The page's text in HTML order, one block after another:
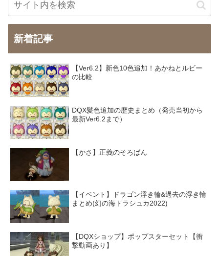
新着記事
【Ver6.2】新色10色追加！あかねとルビー
の比較
DQX髪色追加の歴史まとめ（発売当初から
最新Ver6.2まで）
【かさ】正義のそろばん
【イベント】ドラゴン浮き輪&過去の浮き輪
まとめ(幻の海トラシュカ2022)
【DQXショップ】ポップスターセット【衝
撃動画あり】